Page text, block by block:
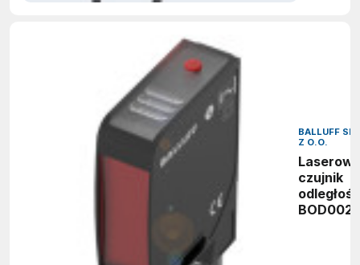
BALLUFF SP.
Z O.O.
czujnik
BOD002L